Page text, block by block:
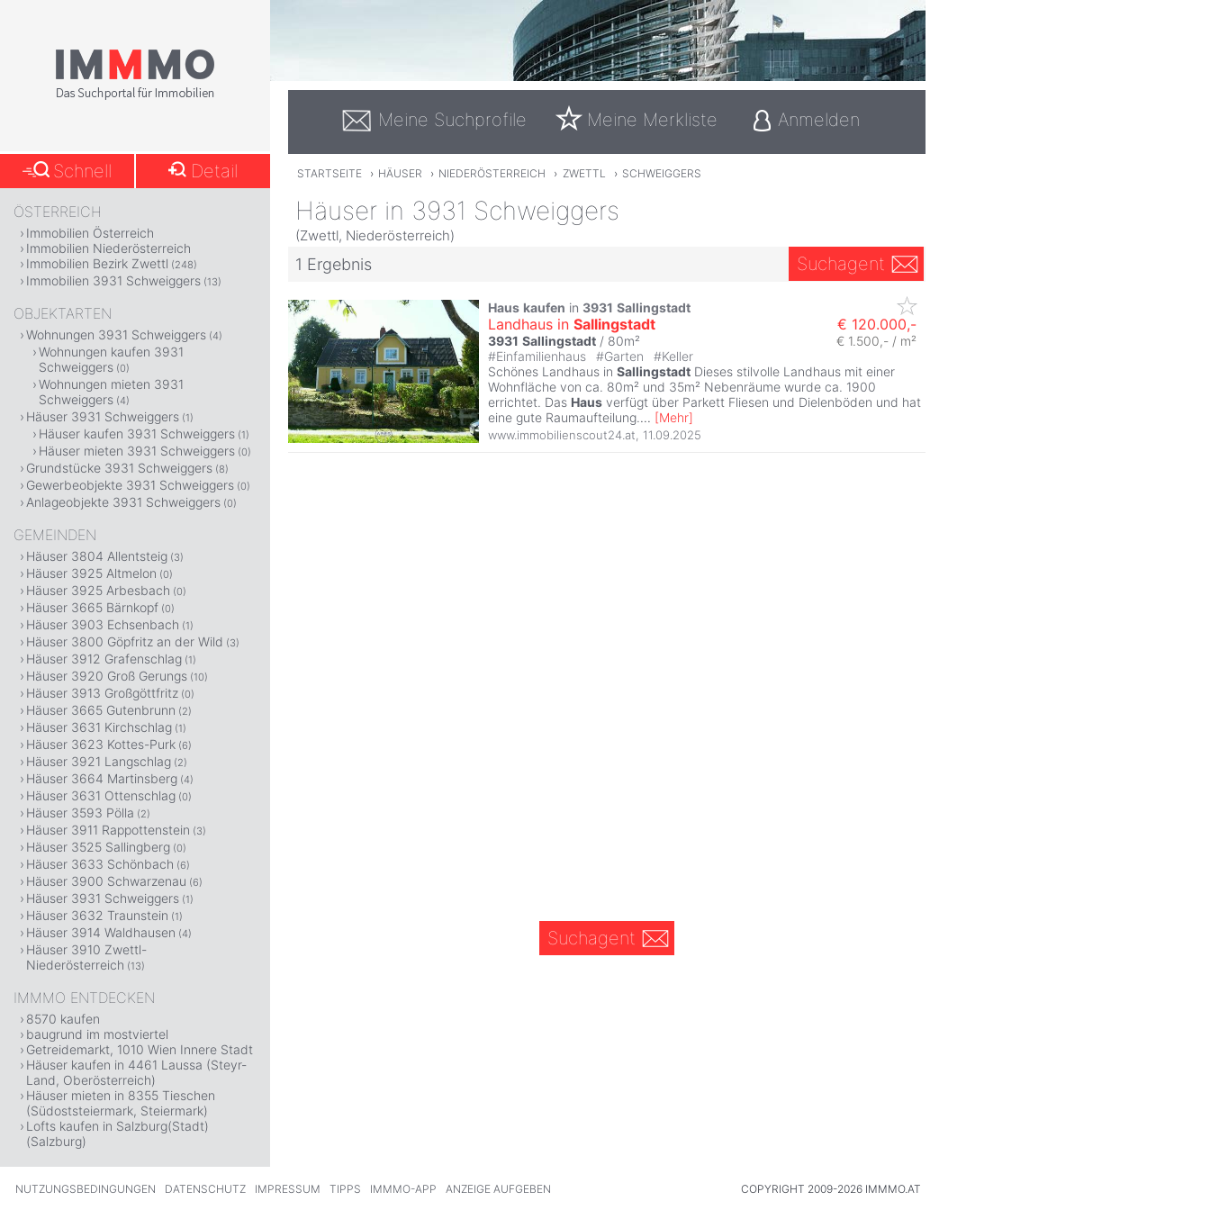
Meine Suchprofile Meine Merkliste Anmelden
STARTSEITE › HÄUSER › NIEDERÖSTERREICH › ZWETTL › SCHWEIGGERS
Häuser in 3931 Schweiggers
(Zwettl, Niederösterreich)
1 Ergebnis Suchagent
Haus kaufen in 3931 Sallingstadt
Landhaus in Sallingstadt € 120.000,-
3931 Sallingstadt / 80m²
€ 1.500,- / m²
#Einfamilienhaus #Garten #Keller
Schönes Landhaus in Sallingstadt Dieses stilvolle Landhaus mit einer
Wohnfläche von ca. 80m² und 35m² Nebenräume wurde ca. 1900
errichtet. Das Haus verfügt über Parkett Fliesen und Dielenböden und hat
eine gute Raumaufteilung.... [Mehr]
www.immobilienscout24.at 11.09.2025
Suchagent
Schnell Detail
ÖSTERREICH
Immobilien Österreich
Immobilien Niederösterreich
Immobilien Bezirk Zwettl (248)
Immobilien 3931 Schweiggers (13)
OBJEKTARTEN
Wohnungen 3931 Schweiggers (4)
Wohnungen kaufen 3931
Schweiggers (0)
Wohnungen mieten 3931
Schweiggers (4)
Häuser 3931 Schweiggers (1)
Häuser kaufen 3931 Schweiggers (1)
Häuser mieten 3931 Schweiggers (0)
Grundstücke 3931 Schweiggers (8)
Gewerbeobjekte 3931 Schweiggers (0)
Anlageobjekte 3931 Schweiggers (0)
GEMEINDEN
Häuser 3804 Allentsteig (3)
Häuser 3925 Altmelon (0)
Häuser 3925 Arbesbach (0)
Häuser 3665 Bärnkopf (0)
Häuser 3903 Echsenbach (1)
Häuser 3800 Göpfritz an der Wild (3)
Häuser 3912 Grafenschlag (1)
Häuser 3920 Groß Gerungs (10)
Häuser 3913 Großgöttfritz (0)
Häuser 3665 Gutenbrunn (2)
Häuser 3631 Kirchschlag (1)
Häuser 3623 Kottes-Purk (6)
Häuser 3921 Langschlag (2)
Häuser 3664 Martinsberg (4)
Häuser 3631 Ottenschlag (0)
Häuser 3593 Pölla (2)
Häuser 3911 Rappottenstein (3)
Häuser 3525 Sallingberg (0)
Häuser 3633 Schönbach (6)
Häuser 3900 Schwarzenau (6)
Häuser 3931 Schweiggers (1)
Häuser 3632 Traunstein (1)
Häuser 3914 Waldhausen (4)
Häuser 3910 Zwettl-
Niederösterreich (13)
IMMMO ENTDECKEN
8570 kaufen
baugrund im mostviertel
Getreidemarkt, 1010 Wien Innere Stadt
Häuser kaufen in 4461 Laussa (Steyr-
Land, Oberösterreich)
Häuser mieten in 8355 Tieschen
(Südoststeiermark, Steiermark)
Lofts kaufen in Salzburg(Stadt)
(Salzburg)
NUTZUNGSBEDINGUNGEN DATENSCHUTZ IMPRESSUM TIPPS IMMMO-APP ANZEIGE AUFGEBEN COPYRIGHT 2009-2026 IMMMO.AT